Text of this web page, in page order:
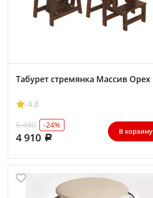
Табурет стремянка Массив Орех
4.8
6 480
-24%
4 910 В корзину